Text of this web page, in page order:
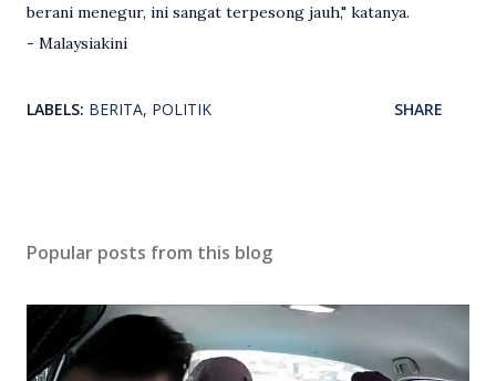
berani menegur, ini sangat terpesong jauh," katanya.
- Malaysiakini
LABELS: BERITA POLITIK SHARE
Popular posts from this blog